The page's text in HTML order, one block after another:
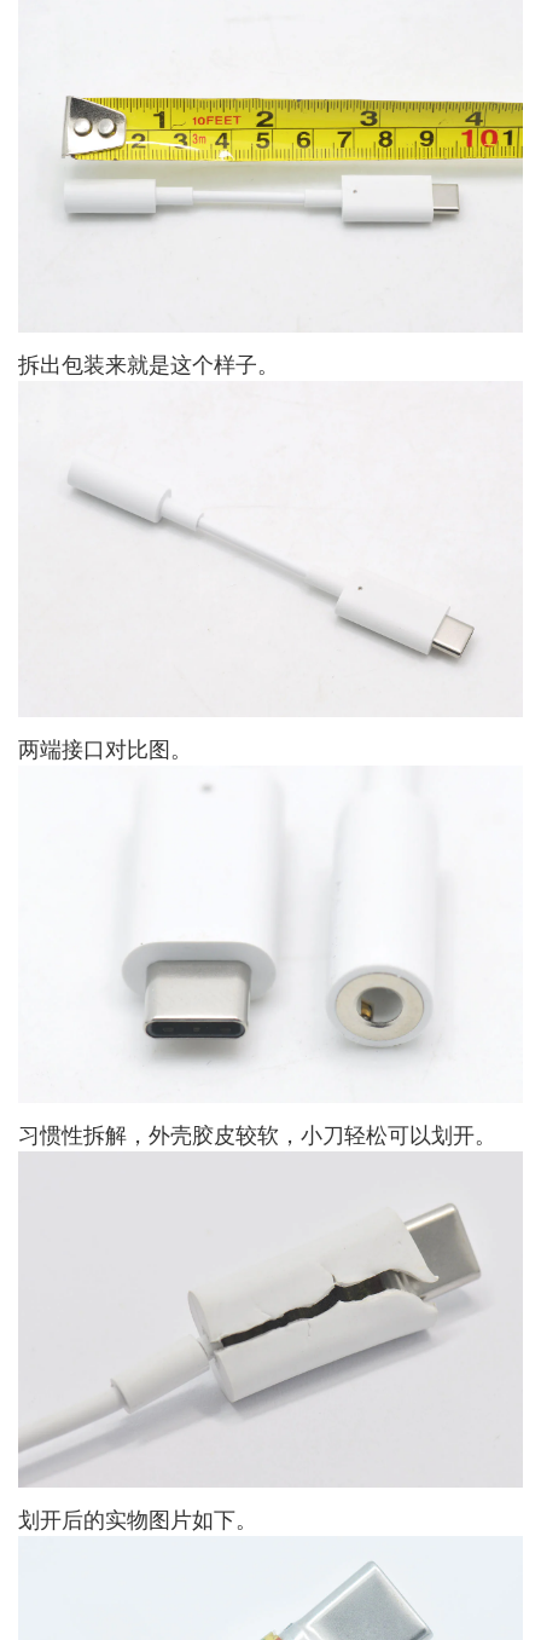
拆出包装来就是这个样子。
两端接口对比图。
习惯性拆解，外壳胶皮较软，小刀轻松可以划开。
划开后的实物图片如下。